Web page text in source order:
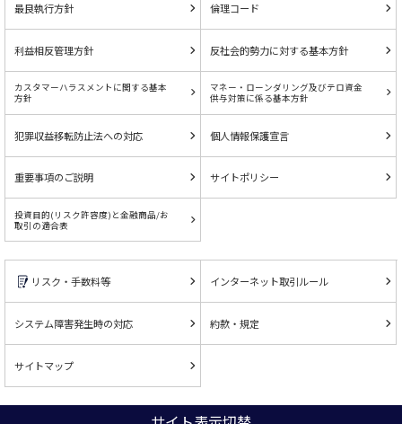
最良執行方針 倫理コード
利益相反管理方針 反社会的勢力に対する基本方針
カスタマーハラスメントに関する基本
方針
マネー・ローンダリング及びテロ資金
供与対策に係る基本方針
犯罪収益移転防止法への対応 個人情報保護宣言
重要事項のご説明 サイトポリシー
投資目的(リスク許容度)と金融商品/お
取引の適合表
リスク・手数料等 インターネット取引ルール
システム障害発生時の対応 約款・規定
サイトマップ